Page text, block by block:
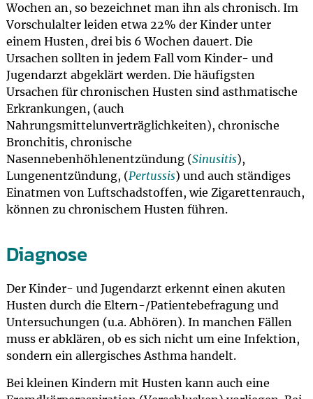
Wochen an, so bezeichnet man ihn als chronisch. Im
Vorschulalter leiden etwa 22% der Kinder unter
einem Husten, drei bis 6 Wochen dauert. Die
Ursachen sollten in jedem Fall vom Kinder- und
Jugendarzt abgeklärt werden. Die häufigsten
Ursachen für chronischen Husten sind asthmatische
Erkrankungen, (auch
Nahrungsmittelunverträglichkeiten), chronische
Bronchitis, chronische
Nasennebenhöhlenentzündung (Sinusitis),
Lungenentzündung, (Pertussis) und auch ständiges
Einatmen von Luftschadstoffen, wie Zigarettenrauch,
können zu chronischem Husten führen.
Diagnose
Der Kinder- und Jugendarzt erkennt einen akuten
Husten durch die Eltern-/Patientebefragung und
Untersuchungen (u.a. Abhören). In manchen Fällen
muss er abklären, ob es sich nicht um eine Infektion,
sondern ein allergisches Asthma handelt.
Bei kleinen Kindern mit Husten kann auch eine